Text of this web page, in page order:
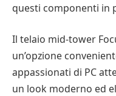
questi componenti in
Il telaio mid-tower
un’opzione
appassionati di PC
un look moderno ed